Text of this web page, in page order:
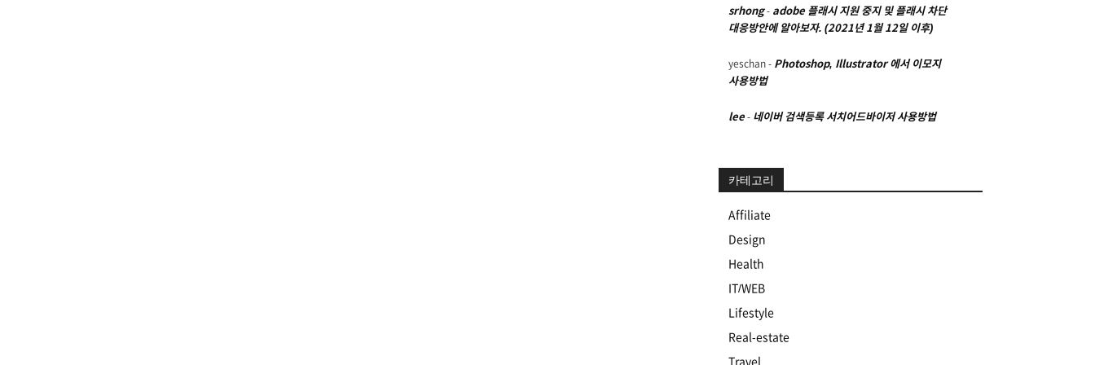
srhong- adobe 플래시 지원 중지 및 플래시 차단
대응방안에 알아보자. (2021년 1월 12일 이후)
yeschan - Photoshop, Illustrator 에서 이모지
사용방법
lee - 네이버 검색등록 서치어드바이저 사용방법
카테고리
Affiliate
Design
Health
IT/WEB
Lifestyle
Real-estate
Travel